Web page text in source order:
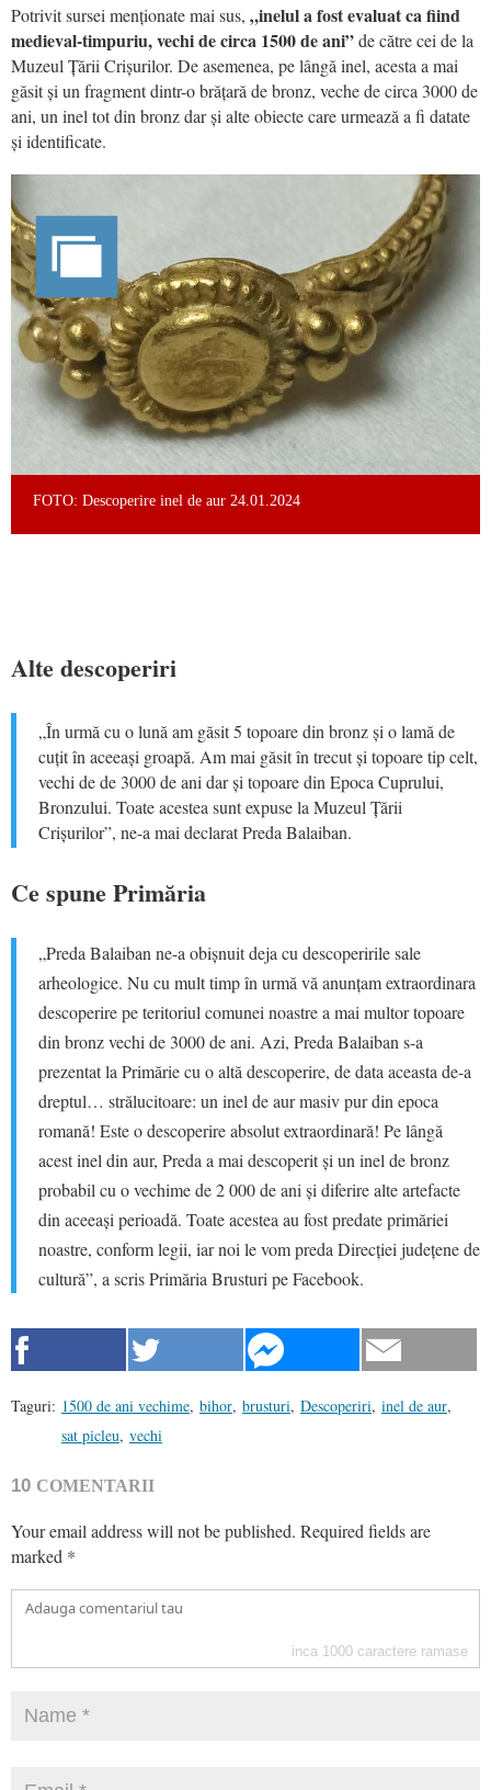
Potrivit sursei menționate mai sus, „inelul a fost evaluat ca fiind
medieval-timpuriu, vechi de circa 1500 de ani”de către cei de la
Muzeul Țării Crișurilor. De asemenea, pe lângă inel, acesta a mai
găsit și un fragment dintr-o brățară de bronz, veche de circa 3000 de
ani, un inel tot din bronz dar și alte obiecte care urmează a fi datate
și identificate.
FOTO: Descoperire inel de aur 24.01.2024
Alte descoperiri
„În urmă cu o lună am găsit 5 topoare din bronz și o lamă de
cuțit în aceeași groapă. Am mai găsit în trecut și topoare tip celt,
vechi de de 3000 de ani dar și topoare din Epoca Cuprului,
Bronzului. Toate acestea sunt expuse la Muzeul Țării
Crișurilor”, ne-a mai declarat Preda Balaiban.
Ce spune Primăria
„Preda Balaiban ne-a obișnuit deja cu descoperirile sale
arheologice. Nu cu mult timp în urmă vă anunțam extraordinara
descoperire pe teritoriul comunei noastre a mai multor topoare
din bronz vechi de 3000 de ani. Azi, Preda Balaiban s-a
prezentat la Primărie cu o altă descoperire, de data aceasta de-a
dreptul… strălucitoare: un inel de aur masiv pur din epoca
romană! Este o descoperire absolut extraordinară! Pe lângă
acest inel din aur, Preda a mai descoperit și un inel de bronz
probabil cu o vechime de 2 000 de ani și diferire alte artefacte
din aceeași perioadă. Toate acestea au fost predate primăriei
noastre, conform legii, iar noi le vom preda Direcției județene de
cultură”, a scris Primăria Brusturi pe Facebook.
Taguri: 1500 de ani vechime, bihor, brusturi, Descoperiri, inel de aur,
sat picleu, vechi
10 COMENTARII
Your email address will not be published. Required fields are
marked *
inca 1000 caractere ramase